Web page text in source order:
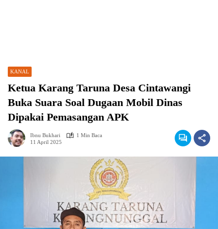
KANAL
Ketua Karang Taruna Desa Cintawangi
Buka Suara Soal Dugaan Mobil Dinas
Dipakai Pemasangan APK
Ibnu Bukhari
1 Min Baca
11 April 2025